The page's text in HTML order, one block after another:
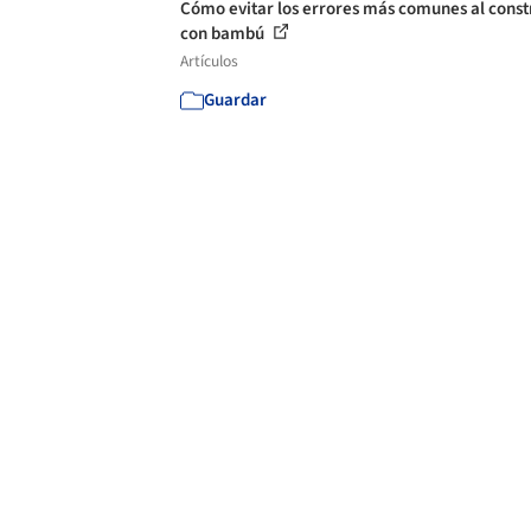
Cómo evitar los errores más comunes al
con bambú
Artículos
Guardar